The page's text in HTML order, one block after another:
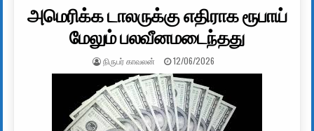
அமெரிக்க டாலருக்கு எதிராக ரூபாய்
மேலும் பலவீனமடைந்தது
AUTHOR:
நிருபர் காவலன் PUBLISHED DATE:
12/06/2026